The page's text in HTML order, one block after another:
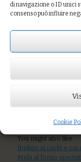
di navigazione o ID unici
consenso può influire
Cookie
AGGIUNGI AL
You might also like
Budino ai cachi e
Mela al forno
Crema pasticcera